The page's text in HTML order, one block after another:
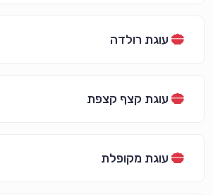
עוגת רולדה
עוגת קצף קצפת
עוגת מקופלת